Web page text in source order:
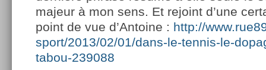
majeur à mon sens. Et rejoint d’une
point de vue d’Antoine : http://
sport/2013/02/01/dans-le-tennis-le-
tabou-239088